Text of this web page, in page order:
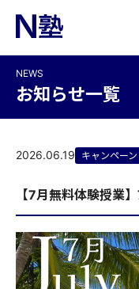
NEWS
お知らせ一覧
2026.06.19 キャンペーン
【7月無料体験授業